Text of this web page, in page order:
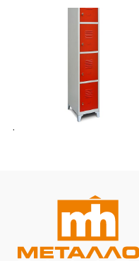
Ιματιοθήκη IM-210/1 4 θέσεων